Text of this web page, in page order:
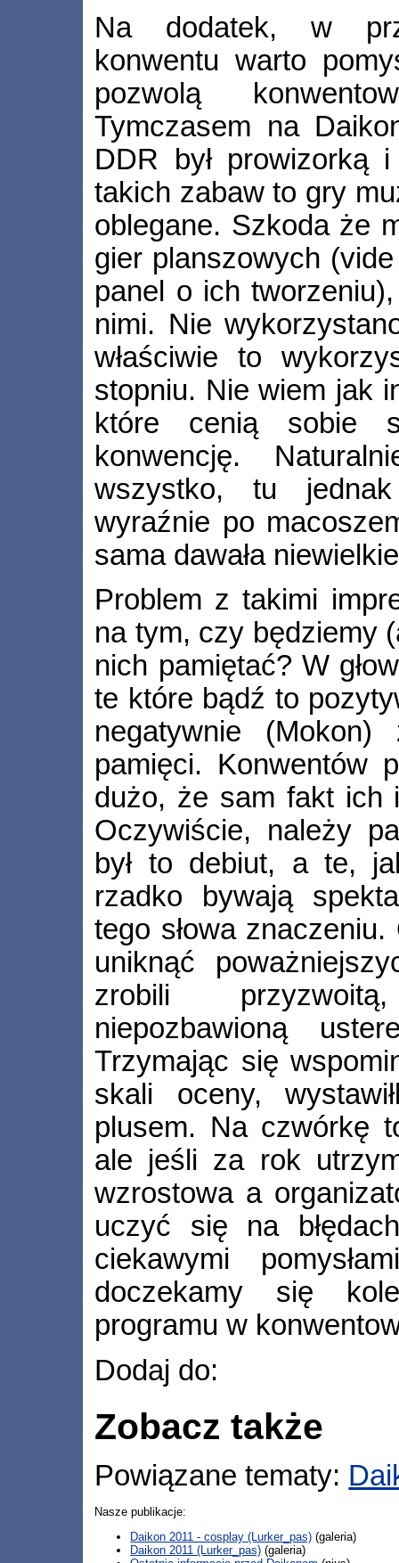
Na dodatek, w
konwentu warto
pozwolą
Tymczasem na
DDR był prowizorką
takich zabaw to gry
oblegane. Szkoda że
gier planszowych
panel o ich
nimi. Nie
właściwie to
stopniu. Nie wiem jak
które cenią sobie
konwencję.
wszystko, tu jednak
wyraźnie po
sama dawała
Problem z takimi
na tym, czy będziemy
nich pamiętać? W
te które bądź to
negatywnie
pamięci. Konwentów
dużo, że sam fakt ich
Oczywiście, należy
był to debiut, a te,
rzadko bywają
tego słowa
uniknąć
zrobili
niepozbawioną
Trzymając się
skali oceny,
plusem. Na czwórkę
ale jeśli za rok
wzrostowa a
uczyć się na
ciekawymi
doczekamy się
programu w
Dodaj do:
Zobacz także
Powiązane tematy:
Nasze publikacje:
Daikon 2011 - cosplay (Lurker_pas) (galeria)
Daikon 2011 (Lurker_pas) (galeria)